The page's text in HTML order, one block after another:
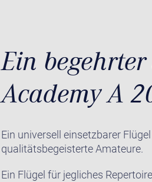
Ein
Academy A
Ein universell einsetzbarer
qualitätsbegeisterte Amateure.
Ein Flügel für jegliches